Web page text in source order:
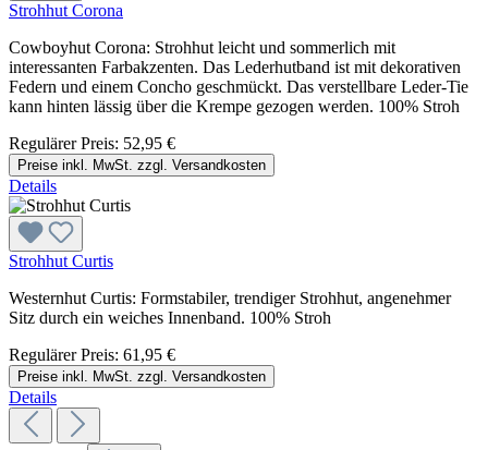
Strohhut Corona
Cowboyhut Corona: Strohhut leicht und sommerlich mit
interessanten Farbakzenten. Das Lederhutband ist mit dekorativen
Federn und einem Concho geschmückt. Das verstellbare Leder-Tie
kann hinten lässig über die Krempe gezogen werden. 100% Stroh
Regulärer Preis: 52,95 €
Preise inkl. MwSt. zzgl. Versandkosten
Details
Strohhut Curtis
Westernhut Curtis: Formstabiler, trendiger Strohhut, angenehmer
Sitz durch ein weiches Innenband. 100% Stroh
Regulärer Preis: 61,95 €
Preise inkl. MwSt. zzgl. Versandkosten
Details